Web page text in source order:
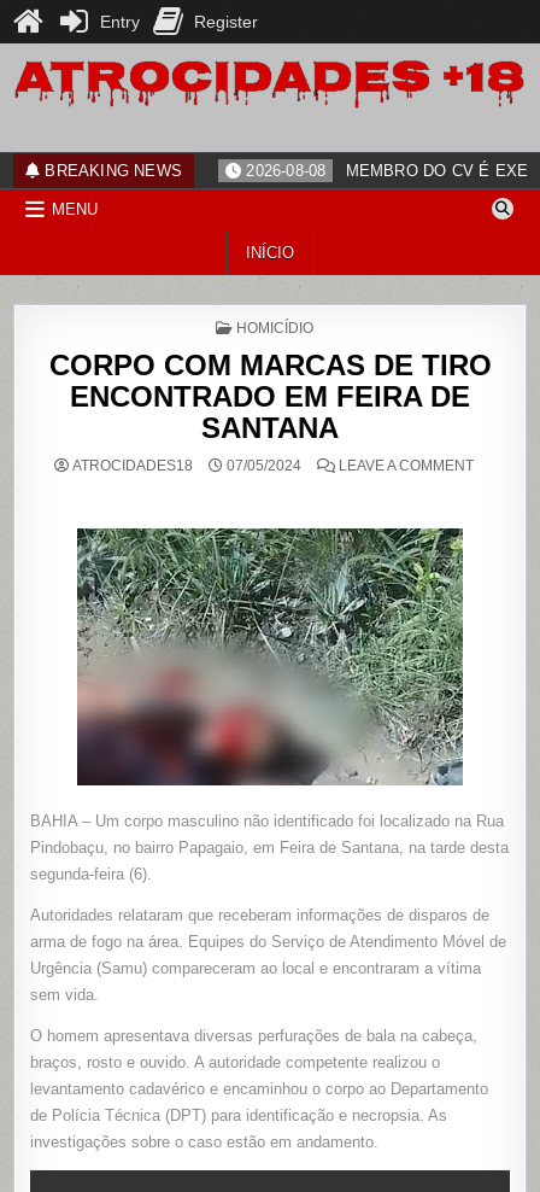
content
BREAKING NEWS 2026-08-08 MEMBRO DO CV É
MENU
INÍCIO
POSTED
HOMICÍDIO
CORPO COM MARCAS DE TIRO
ENCONTRADO EM FEIRA DE
SANTANA
ATROCIDADES18 07/05/2024 LEAVE A COMMENTON
BAHIA – Um corpo masculino não identificado foi localizado na Rua
Pindobaçu, no bairro Papagaio, em Feira de Santana, na tarde desta
segunda-feira (6).
Autoridades relataram que receberam informações de disparos de
arma de fogo na área. Equipes do Serviço de Atendimento Móvel de
Urgência (Samu) compareceram ao local e encontraram a vítima
sem vida.
O homem apresentava diversas perfurações de bala na cabeça,
braços, rosto e ouvido. A autoridade competente realizou o
levantamento cadavérico e encaminhou o corpo ao Departamento
de Polícia Técnica (DPT) para identificação e necropsia. As
investigações sobre o caso estão em andamento.
Entry Register